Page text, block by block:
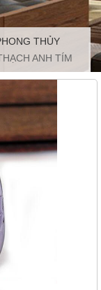
THỦY
ANH TÍM